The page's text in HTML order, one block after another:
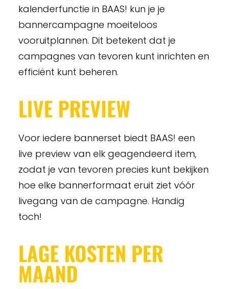
kalenderfunctie in BAAS! kun je je
bannercampagne moeiteloos
vooruitplannen. Dit betekent dat je
campagnes van tevoren kunt inrichten en
efficiënt kunt beheren.
LIVE PREVIEW
Voor iedere bannerset biedt BAAS! een
live preview van elk geagendeerd item,
zodat je van tevoren precies kunt bekijken
hoe elke bannerformaat eruit ziet vóór
livegang van de campagne. Handig
toch!
LAGE KOSTEN PER
MAAND